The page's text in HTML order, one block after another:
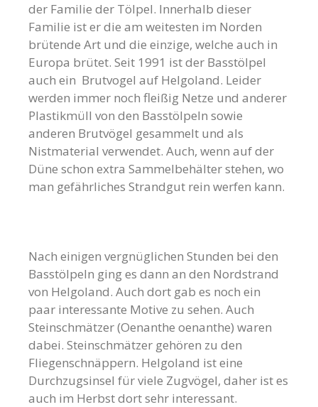
der Familie der Tölpel. Innerhalb dieser
Familie ist er die am weitesten im Norden
brütende Art und die einzige, welche auch in
Europa brütet. Seit 1991 ist der Basstölpel
auch ein Brutvogel auf Helgoland. Leider
werden immer noch fleißig Netze und anderer
Plastikmüll von den Basstölpeln sowie
anderen Brutvögel gesammelt und als
Nistmaterial verwendet. Auch, wenn auf der
Düne schon extra Sammelbehälter stehen, wo
man gefährliches Strandgut rein werfen kann.
Nach einigen vergnüglichen Stunden bei den
Basstölpeln ging es dann an den Nordstrand
von Helgoland. Auch dort gab es noch ein
paar interessante Motive zu sehen. Auch
Steinschmätzer (Oenanthe oenanthe) waren
dabei. Steinschmätzer gehören zu den
Fliegenschnäppern. Helgoland ist eine
Durchzugsinsel für viele Zugvögel, daher ist es
auch im Herbst dort sehr interessant.